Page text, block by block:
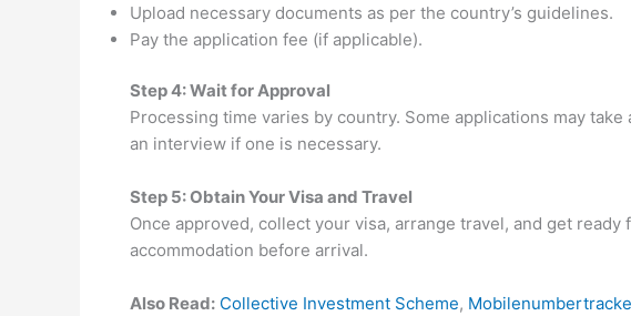
Upload necessary documents as per the country’s guidelines.
Pay the application fee (if applicable).
Step 4: Wait for Approval
Processing time varies by country. Some applications may
an interview if one is necessary.
Step 5: Obtain Your Visa and Travel
Once approved, collect your visa, arrange travel, and get
accommodation before arrival.
Also Read: Collective Investment Scheme,